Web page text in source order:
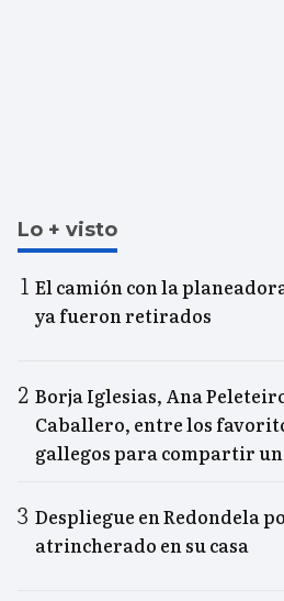
Lo + visto
El camión con la
ya fueron retirados
Borja Iglesias, Ana
Caballero, entre los
gallegos para compartir
Despliegue en Redondela
atrincherado en su casa